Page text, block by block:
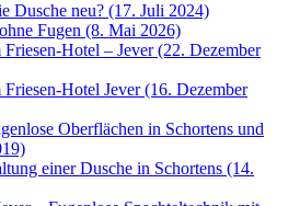
Dusche neu? (17. Juli 2024)
Fugen (8. Mai 2026)
Hotel – Jever (22. Dezember
Hotel Jever (16. Dezember
Oberflächen in Schortens und
einer Dusche in Schortens (14.